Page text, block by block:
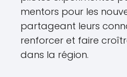
mentors pour les
partageant leurs
renforcer et faire
dans la région.